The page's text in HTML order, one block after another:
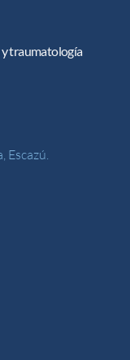
traumatología
Escazú.